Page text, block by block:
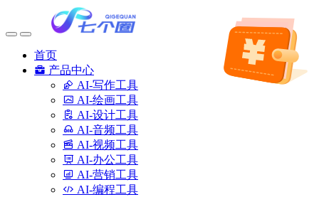
首页
产品中心
AI-写作工具
AI-绘画工具
AI-设计工具
AI-音频工具
AI-视频工具
AI-办公工具
AI-营销工具
AI-编程工具